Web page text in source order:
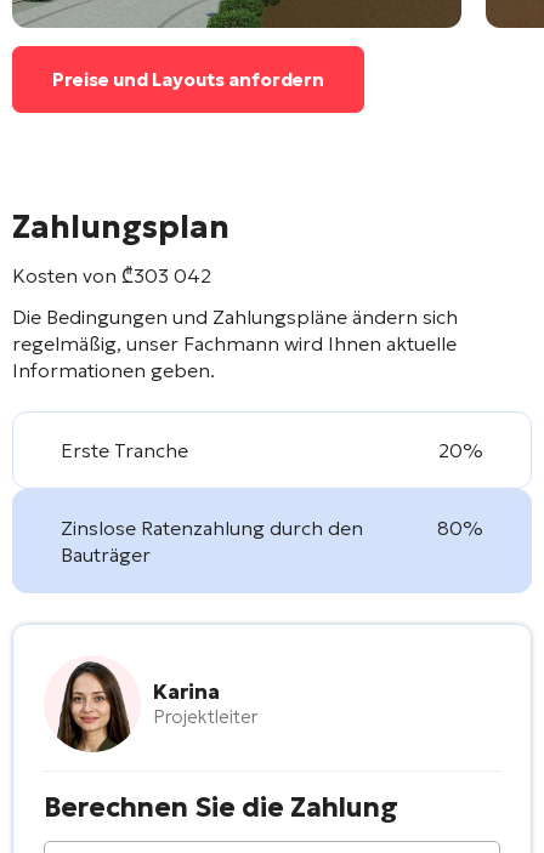
Preise und Layouts anfordern
Zahlungsplan
Kosten von ₾303 042
Die Bedingungen und Zahlungspläne ändern sich
regelmäßig, unser Fachmann wird Ihnen aktuelle
Informationen geben.
Erste Tranche 20%
Zinslose Ratenzahlung durch den
Bauträger
80%
Karina
Projektleiter
Berechnen Sie die Zahlung